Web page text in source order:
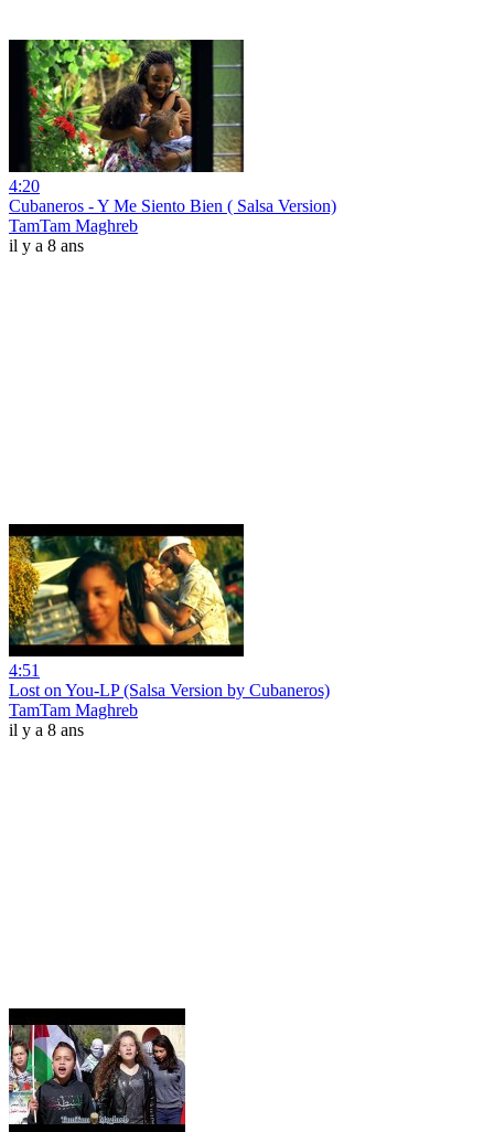
4:20
Cubaneros - Y Me Siento Bien ( Salsa Version)
TamTam Maghreb
il y a 8 ans
4:51
Lost on You-LP (Salsa Version by Cubaneros)
TamTam Maghreb
il y a 8 ans